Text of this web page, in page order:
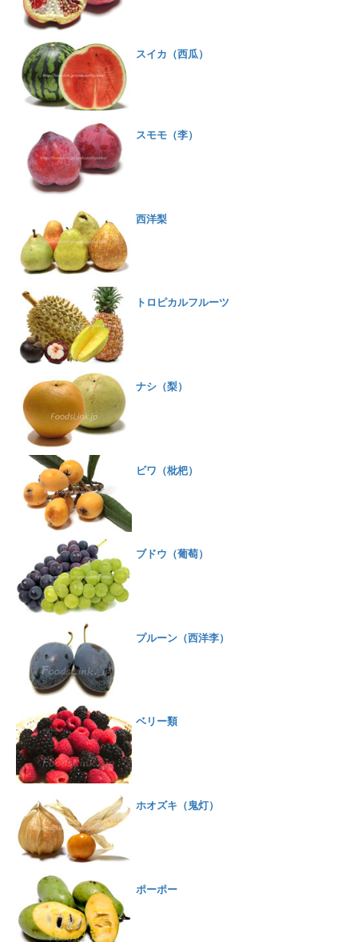
スイカ（西瓜）
スモモ（李）
西洋梨
トロピカルフルーツ
ナシ（梨）
ビワ（枇杷）
ブドウ（葡萄）
プルーン（西洋李）
ベリー類
ホオズキ（鬼灯）
ポーポー